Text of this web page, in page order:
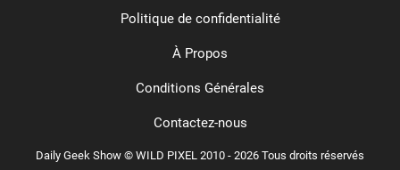
Daily Geek Show © WILD PIXEL 2010 - 2026 Tous droits réservés
Politique de confidentialité
À Propos
Conditions Générales
Contactez-nous